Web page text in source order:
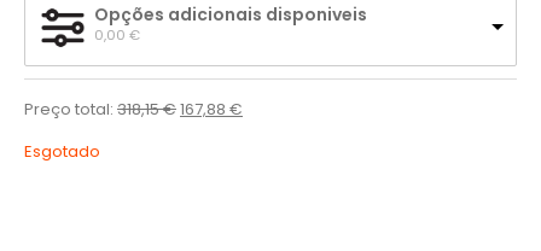
Opções adicionais disponiveis
0,00 €
Preço total: 318,15€167,88 €
Esgotado